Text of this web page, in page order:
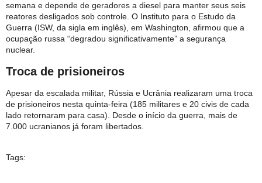
semana e depende de geradores a diesel para manter seus seis
reatores desligados sob controle. O Instituto para o Estudo da
Guerra (ISW, da sigla em inglês), em Washington, afirmou que a
ocupação russa “degradou significativamente” a segurança
nuclear.
Troca de prisioneiros
Apesar da escalada militar, Rússia e Ucrânia realizaram uma troca
de prisioneiros nesta quinta-feira (185 militares e 20 civis de cada
lado retornaram para casa). Desde o início da guerra, mais de
7.000 ucranianos já foram libertados.
Tags: